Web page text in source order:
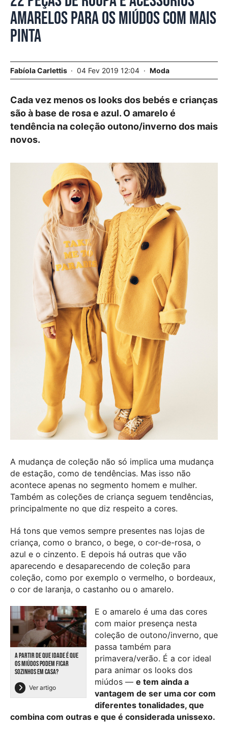
amarelos para os miúdos com mais
pinta
Fabíola Carlettis 04 Fev 2019 12:04 Moda
Cada vez menos os looks dos bebés e crianças
são à base de rosa e azul. O amarelo é
tendência na coleção outono/inverno dos mais
novos.
A mudança de coleção não só implica uma mudança
de estação, como de tendências. Mas isso não
acontece apenas no segmento homem e mulher.
Também as coleções de criança seguem tendências,
principalmente no que diz respeito a cores.
Há tons que vemos sempre presentes nas lojas de
criança, como o branco, o bege, o cor-de-rosa, o
azul e o cinzento. E depois há outras que vão
aparecendo e desaparecendo de coleção para
coleção, como por exemplo o vermelho, o bordeaux,
o cor de laranja, o castanho ou o amarelo.
A PARTIR DE QUE IDADE É QUE
OS MIÚDOS PODEM FICAR
SOZINHOS EM CASA?
Ver artigo
E o amarelo é uma das cores
com maior presença nesta
coleção de outono/inverno, que
passa também para
primavera/verão. É a cor ideal
para animar os looks dos
miúdos — e tem ainda a
vantagem de ser uma cor com
diferentes tonalidades, que
combina com outras e que é considerada unissexo.